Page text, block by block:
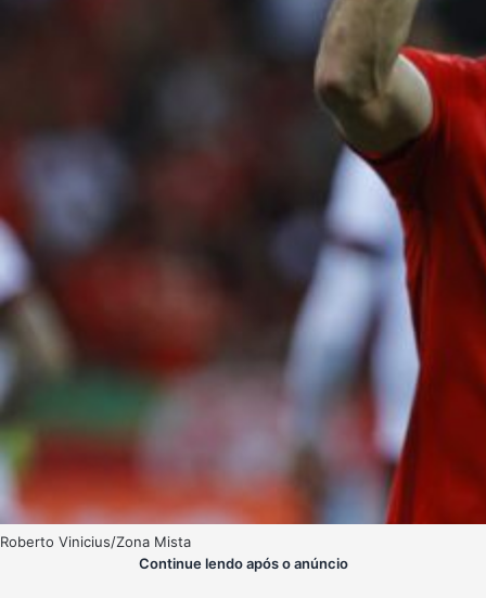
Roberto Vinicius/Zona Mista
Continue lendo após o anúncio